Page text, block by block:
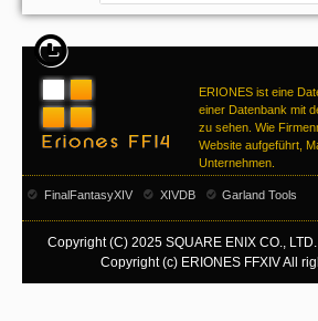
ERIONES ist eine
einer Datenbank mit
zu sehen. Wie
Website aufgeführt,
Unternehmen.
FinalFantasyXIV XIVDB Garland Tools
Copyright (C) 2025 SQUARE ENIX CO.,
Copyright (c) ERIONES FFXIV All